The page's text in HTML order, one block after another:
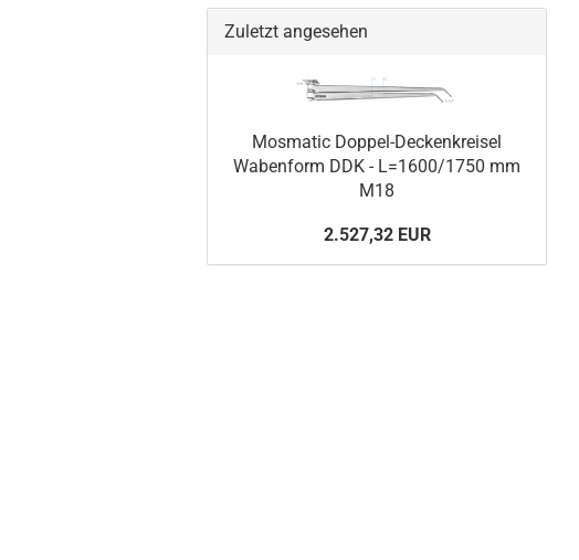
Zuletzt angesehen
Mosmatic Doppel-Deckenkreisel
Wabenform DDK - L=1600/1750 mm
M18
2.527,32 EUR